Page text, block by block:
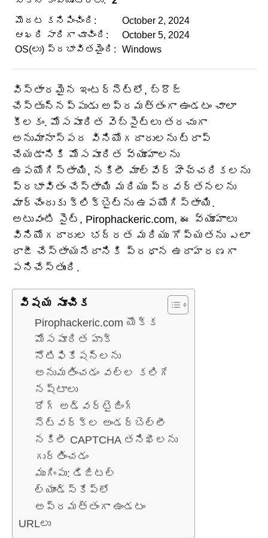
మొదట కనిపించింది:
October 2, 2024
ఆఖరి సారిగా చూచింది:
October 5, 2024
OS(లు) ప్రభావితమైంది:
Windows
విస్తారమైన ఇంటర్నెట్‌లో, బ్రౌజ్
చేస్తున్నప్పుడు అప్రమత్తంగా ఉండటం చాలా
కీలకం. మోసపూరిత వెబ్‌సైట్‌లు తరచుగా
అనుమానాస్పద వినియోగదారులను ట్రాప్
చేయడానికి మోసపూరిత వ్యూహాలను
ఉపయోగిస్తాయి, నకిలీ మాల్వేర్ హెచ్చరికలను
ప్రభావితం చేస్తాయి మరియు ప్రవర్తనలను
మార్చేందుకు క్లిక్‌బైట్‌ను ఉపయోగిస్తాయి.
అటువంటి సైట్, Pirophackeric.com, ఈ వ్యూహాలు
వినియోగదారుల భద్రత మరియు గోప్యతను ఎలా
రాజీ చేస్తాయనేదానికి ప్రధాన ఉదాహరణగా
పనిచేస్తుంది.
విషయ సూచిక
Pirophackeric.com యొక్క
మోసపూరిత హుక్
నోటిఫికేషన్‌లను
అనుమతించడం వల్ల కలిగే
నష్టాలు
రోగ్ అడ్వర్టైజింగ్
నెట్‌వర్క్‌ల అండర్‌బెల్లీ
నకిలీ CAPTCHA తనిఖీలను
గుర్తించడం
ముగింపు: డిజిటల్
ల్యాండ్‌స్కేప్‌లో
అప్రమత్తంగా ఉండటం
URLలు